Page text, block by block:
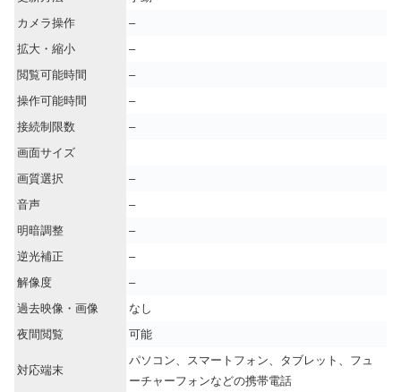
カメラ操作
–
拡大・縮小
–
閲覧可能時間
–
操作可能時間
–
接続制限数
–
画面サイズ
画質選択
–
音声
–
明暗調整
–
逆光補正
–
解像度
–
過去映像・画像
なし
夜間閲覧
可能
対応端末
パソコン、スマートフォン、タブレット、フュ
ーチャーフォンなどの携帯電話